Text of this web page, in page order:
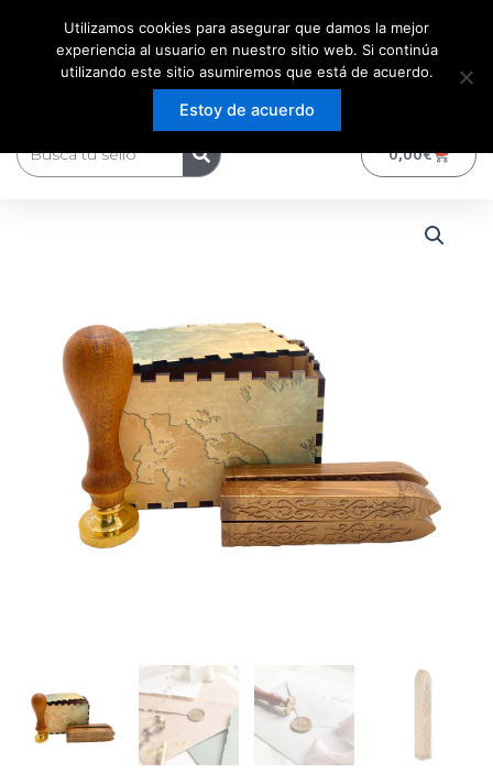
contenido
0,00€Carrito
cantidad
Utilizamos cookies para asegurar que damos la mejor
experiencia al usuario en nuestro sitio web. Si continúa
utilizando este sitio asumiremos que está de acuerdo.
Estoy de acuerdo